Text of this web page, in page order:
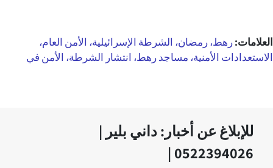
العلامات:رهط، رمضان، الشرطة الإسرائيلية، الأمن العام،
الاستعدادات الأمنية، مساجد رهط، انتشار الشرطة، الأمن في
للإبلاغ عن أخبار: داني بلير |
0522394026 |